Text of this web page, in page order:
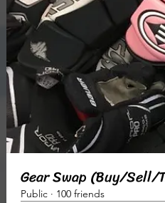
Gear Swap (Buy/Sell/
Public · 100 friends